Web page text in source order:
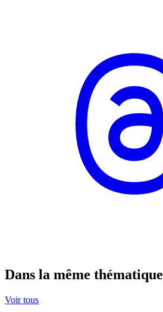
Dans la même thématique
Voir tous